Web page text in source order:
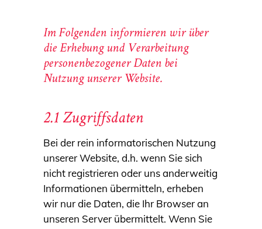
Im Folgenden informieren wir über
die Erhebung und Verarbeitung
personenbezogener Daten bei
Nutzung unserer Website.
2.1 Zugriffsdaten
Bei der rein informatorischen Nutzung
unserer Website, d.h. wenn Sie sich
nicht registrieren oder uns anderweitig
Informationen übermitteln, erheben
wir nur die Daten, die Ihr Browser an
unseren Server übermittelt. Wenn Sie